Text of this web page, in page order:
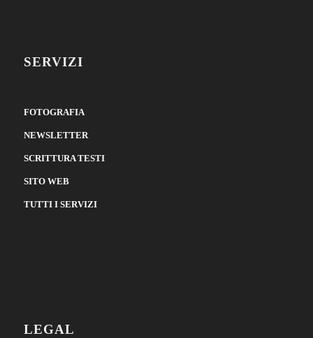
SERVIZI
FOTOGRAFIA
NEWSLETTER
SCRITTURA TESTI
SITO WEB
TUTTI I SERVIZI
LEGAL